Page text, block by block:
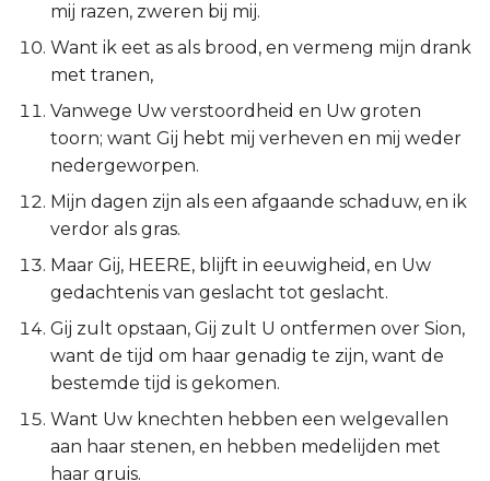
1 Timótheüs
Titus
Filémon
Jakobus
1 Petrus
2 Petrus
1 Johannes
mij razen, zweren bij mij.
Want ik eet as als brood, en vermeng mijn drank
met tranen,
Vanwege Uw verstoordheid en Uw groten
toorn; want Gij hebt mij verheven en mij weder
nedergeworpen.
Mijn dagen zijn als een afgaande schaduw, en ik
verdor als gras.
Maar Gij, HEERE, blijft in eeuwigheid, en Uw
gedachtenis van geslacht tot geslacht.
Gij zult opstaan, Gij zult U ontfermen over Sion,
want de tijd om haar genadig te zijn, want de
bestemde tijd is gekomen.
Want Uw knechten hebben een welgevallen
aan haar stenen, en hebben medelijden met
haar gruis.